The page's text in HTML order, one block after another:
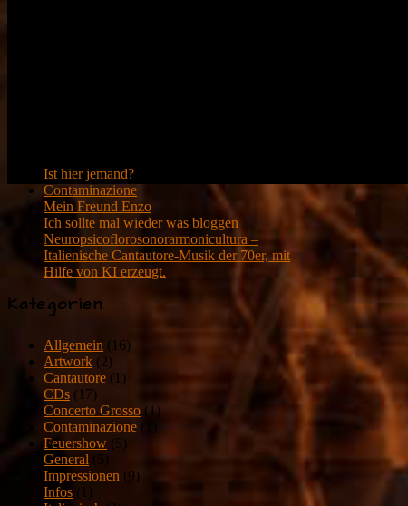
Ist hier jemand?
Contaminazione
Mein Freund Enzo
Ich sollte mal wieder was bloggen
Neuropsicoflorosonorarmonicultura –
Italienische Cantautore-Musik der 70er, mit
Hilfe von KI erzeugt.
Kategorien
Allgemein (16)
Artwork (2)
Cantautore (1)
CDs (17)
Concerto Grosso (1)
Contaminazione (1)
Feuershow (5)
General (5)
Impressionen (9)
Infos (1)